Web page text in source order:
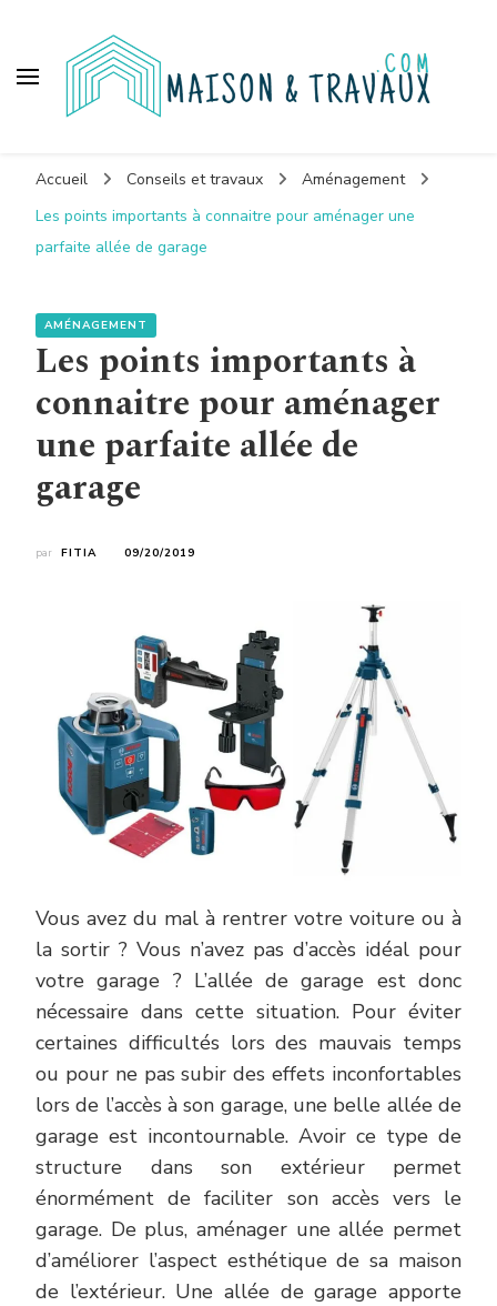
Accueil Conseils et travaux
Aménagement
Les points importants à connaitre pour aménager une
parfaite allée de garage
AMÉNAGEMENT
Les points importants à
connaitre pour aménager
une parfaite allée de
garage
par FITIA 09/20/2019
Vous avez du mal à rentrer votre voiture ou à
la sortir ? Vous n’avez pas d’accès idéal pour
votre garage ? L’allée de garage est donc
nécessaire dans cette situation. Pour éviter
certaines difficultés lors des mauvais temps
ou pour ne pas subir des effets inconfortables
lors de l’accès à son garage, une belle allée de
garage est incontournable. Avoir ce type de
structure dans son extérieur permet
énormément de faciliter son accès vers le
garage. De plus, aménager une allée permet
d’améliorer l’aspect esthétique de sa maison
de l’extérieur. Une allée de garage apporte